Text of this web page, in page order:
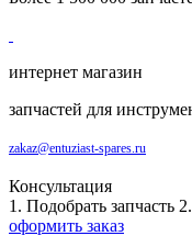
интернет магазин
запчастей для
zakaz@entuziast-spares.ru
Консультация
1. Подобрать запчасть
оформить заказ